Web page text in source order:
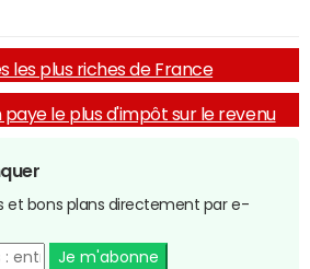
les plus riches de France
paye le plus d'impôt sur le revenu
et bons plans directement par e-
Je m'abonne